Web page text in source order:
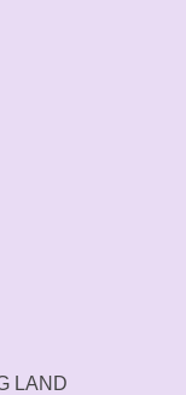
LAND